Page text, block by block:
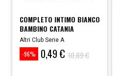
COMPLETO INTIMO BIANCO
BAMBINO CATANIA
Altri Club Serie A
-96%
Prezzo0,49 €
Prezzo
base
10,89 €